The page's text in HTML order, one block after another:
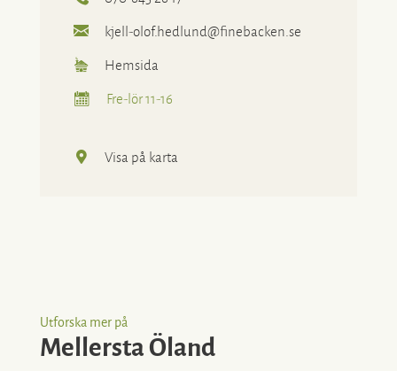
kjell-olof.hedlund@finebacken.se
Hemsida
Fre-lör 11-16
Visa på karta
Utforska mer på
Mellersta Öland